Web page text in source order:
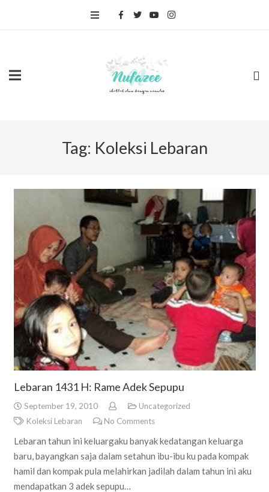
Tag: Koleksi Lebaran
Lebaran 1431 H: Rame Adek Sepupu
September 19, 2010
Uncategorized
Koleksi Lebaran
No Comments
Lebaran tahun ini keluargaku banyak kedatangan keluarga
baru, bayangkan saja dalam setahun ibu-ibu ku pada kompak
hamil dan kompak pula melahirkan jadilah dalam tahun ini aku
mendapatkan 3 adek sepupu…